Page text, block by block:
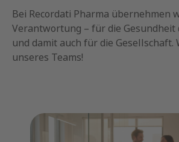
Bei Recordati Pharma übernehmen
Verantwortung – für die Gesundheit
und damit auch für die Gesellschaft.
unseres Teams!